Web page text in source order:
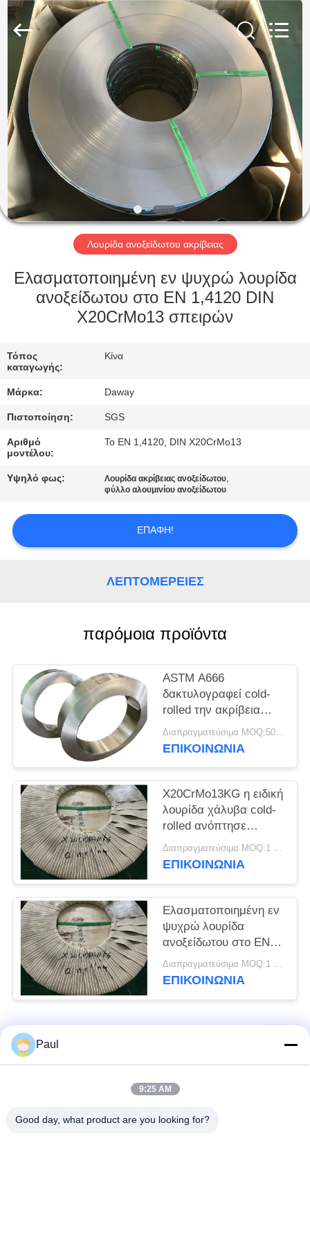
ΣΠΊΤΙ
ΠΡΟΪΌΝΤΑ
ΒΊΝΤΕΟ
ΠΕΡΊΠΟΥ
ΕΜΕΊΣ
ΓΎΡΟΣ
ΕΡΓΟΣΤΑΣΊΩΝ
ΈΛΕΓΧΟΣ
ΜΑΣ
ΕΛΆΤΕ
ΣΕ
ΕΠΑΦΉ
ΖΗΤΉΣΤΕ
ΑΠΌΣΠΑΣΜΑ
SITEMAP
PRIVACY
POLICY
Special
Steel
Reserved.
Λουρίδα ανοξείδωτου ακρίβειας
Ελασματοποιημένη εν ψυχρώ λουρίδα
ανοξείδωτου στο EN 1,4120 DIN
X20CrMo13 σπειρών
Τόπος
καταγωγής:
Κίνα
Μάρκα: Daway
Πιστοποίηση: SGS
Αριθμό
μοντέλου:
Το EN 1,4120, DIN X20CrMo13
Υψηλό φως: Λουρίδα ακρίβειας ανοξείδωτου,
φύλλο αλουμινίου ανοξείδωτου
ΕΠΑΦΉ!
ΛΕΠΤΟΜΈΡΕΙΕΣ
παρόμοια προϊόντα
ASTM A666
δακτυλογραφεί cold-
rolled την ακρίβεια
σπείρα ανοξείδωτου
301
Διαπραγματεύσιμα MOQ:500 κλ
ΕΠΙΚΟΙΝΩΝΊΑ
X20CrMo13KG η ειδική
λουρίδα χάλυβα cold-
rolled ανόπτησε
φωτεινό τελειώνει την
άκρη περικοπών
Διαπραγματεύσιμα MOQ:1 τόνος
ΕΠΙΚΟΙΝΩΝΊΑ
Ελασματοποιημένη εν
ψυχρώ λουρίδα
ανοξείδωτου στο EN
1,4120 DIN
X20CrMo13 σπειρών
Διαπραγματεύσιμα MOQ:1 τόνος
ΕΠΙΚΟΙΝΩΝΊΑ
Λαϊκή κατηγορία
Σκληραίνοντας
Paul
9:25 AM
Good day, what product are you looking for?